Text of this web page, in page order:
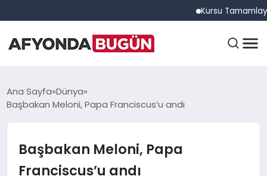
Kursu Tamamlayan
ANASAYFA
Ana Sayfa Dünya
Başbakan Meloni, Papa Franciscus’u andı
Başbakan Meloni, Papa
Franciscus’u andı